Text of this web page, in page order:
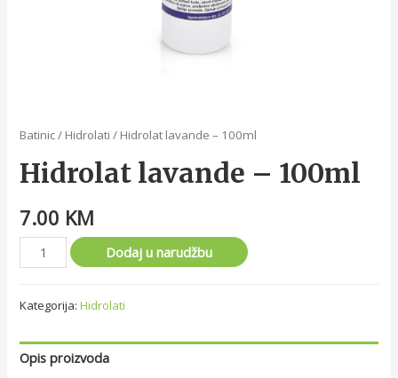
Batinic/ Hidrolati / Hidrolat lavande – 100ml
Hidrolat lavande – 100ml
7.00 KM
Dodaj u narudžbu
Kategorija:Hidrolati
Opis proizvoda